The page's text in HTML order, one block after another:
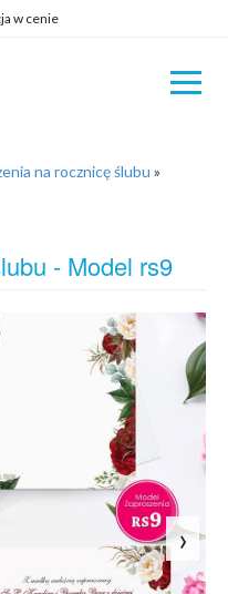
w cenie
na rocznicę ślubu »
- Model rs9
›